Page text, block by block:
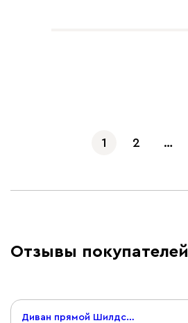
1 2 …
Отзывы покупателей
Диван прямой Шилдс Букле Бежевый